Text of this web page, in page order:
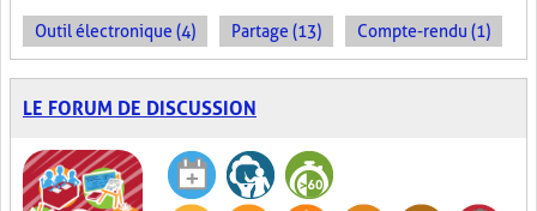
Outil électronique (4) Partage (13) Compte-rendu (1)
LE FORUM DE DISCUSSION